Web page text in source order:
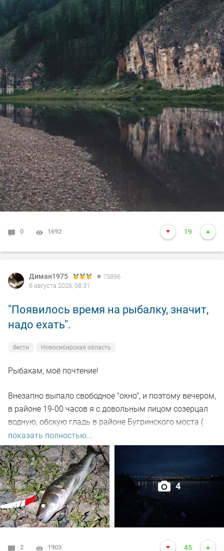
0 1692 19
Диман1975
75896
6 августа 2026, 08:31
"Появилось время на рыбалку, значит,
надо ехать".
Вести Новосибирская область
Рыбакам, моё почтение!
Внезапно выпало свободное "окно", и поэтому вечером,
в районе 19-00 часов я с довольным лицом созерцал
водную, обскую гладь в районе Бугринского моста (
правый берег).
Отдыхающего люда просто тьма, и на берегу ,и на
воде. Сапы, катера, гидроциклы всяких мастей
поднимали нехилую волну до самой темноты.
По сути: рыбалил только на спиннинг, помощниками
выступили "вертушки" и воблера.
показать полностью...
4
2 1903 45